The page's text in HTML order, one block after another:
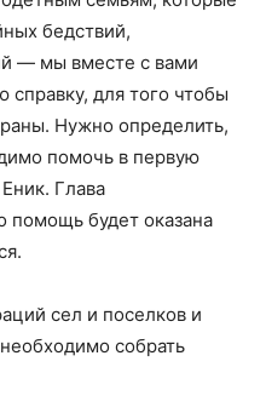
бедствий,
— мы вместе с вами
для того чтобы
Нужно определить,
помочь в первую
Глава
помощь будет оказана
сел и поселков и
собрать